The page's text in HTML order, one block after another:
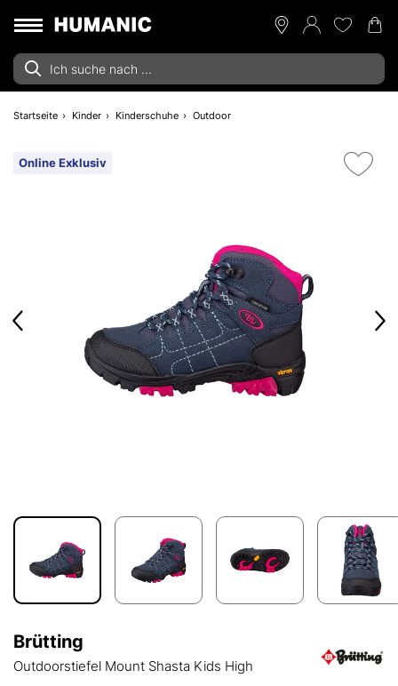
Startseite Kinder Kinderschuhe Outdoor
Online Exklusiv
Brütting
Outdoorstiefel Mount Shasta Kids High